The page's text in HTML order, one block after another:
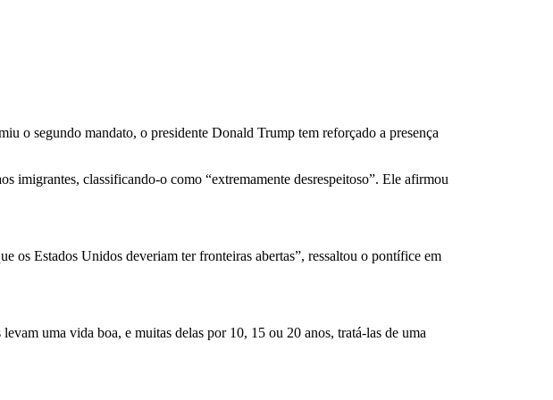
o segundo mandato, o presidente Donald Trump tem reforçado a presença
imigrantes, classificando-o como “extremamente desrespeitoso”. Ele afirmou
os Estados Unidos deveriam ter fronteiras abertas”, ressaltou o pontífice em
uma vida boa, e muitas delas por 10, 15 ou 20 anos, tratá-las de uma